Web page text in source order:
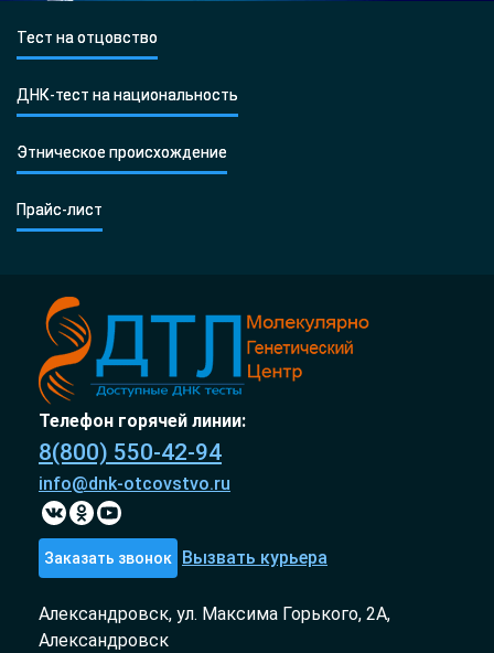
Тест на отцовство
ДНК-тест на национальность
Этническое происхождение
Прайс-лист
Телефон горячей линии:
8(800) 550-42-94
info@dnk-otcovstvo.ru
Заказать звонок Вызвать курьера
Александровск, ул. Максима Горького, 2А,
Александровск